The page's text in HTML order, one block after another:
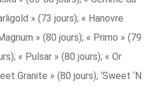
» (73 jours); « Hanovre
» (80 jours); « Primo » (79
« Pulsar » (80 jours); « Or
Granite » (80 jours); ‘Sweet ‘N